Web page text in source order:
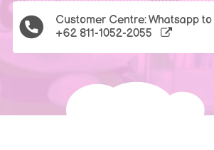
Customer Centre: Whatsapp to
+62 811-1052-2055